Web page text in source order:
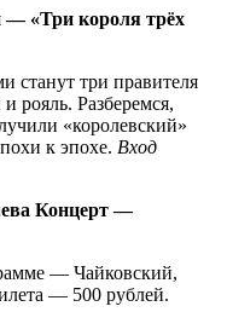
— «Три короля трёх
станут три правителя
рояль. Разберемся,
«королевский»
к эпохе. Вход
Концерт —
— Чайковский,
— 500 рублей.